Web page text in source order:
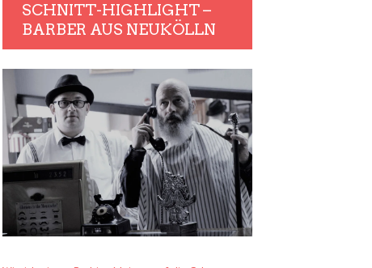
SCHNITT-HIGHLIGHT –
BARBER AUS NEUKÖLLN